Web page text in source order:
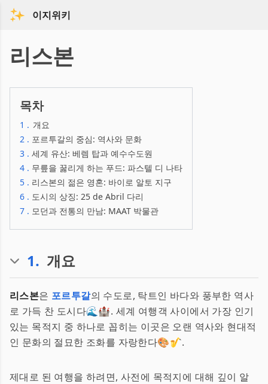
이지위키
리스본
목차
1 . 개요
2 . 포르투갈의 중심: 역사와 문화
3 . 세계 유산: 베렘 탑과 예수수도원
4 . 무릎을 꿇리게 하는 푸드: 파스텔 디 나타
5 . 리스본의 젊은 영혼: 바이로 알토 지구
6 . 도시의 상징: 25 de Abril 다리
7 . 모던과 전통의 만남: MAAT 박물관
1. 개요
리스본은 포르투갈의 수도로, 탁트인 바다와 풍부한 역사
로 가득 찬 도시다🌊🏰. 세계 여행객 사이에서 가장 인기
있는 목적지 중 하나로 꼽히는 이곳은 오랜 역사와 현대적
인 문화의 절묘한 조화를 자랑한다🎨🎷.
제대로 된 여행을 하려면, 사전에 목적지에 대해 깊이 알